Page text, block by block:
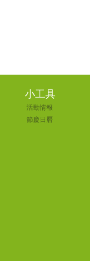
小工具
活動情報
節慶日曆